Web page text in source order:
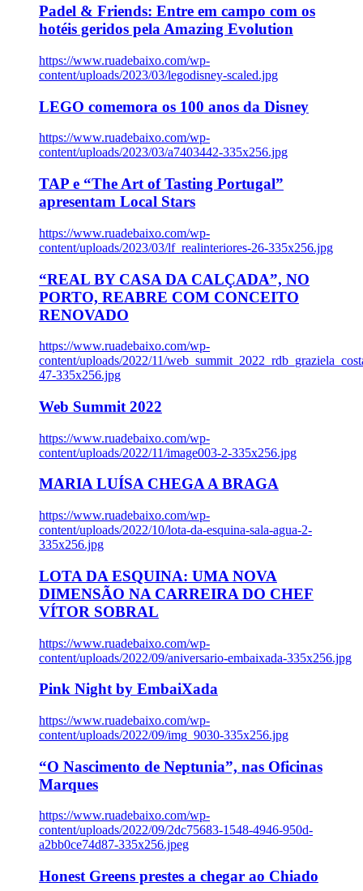
Padel & Friends: Entre em campo com os
hotéis geridos pela Amazing Evolution
https://www.ruadebaixo.com/wp-
content/uploads/2023/03/legodisney-scaled.jpg
LEGO comemora os 100 anos da Disney
https://www.ruadebaixo.com/wp-
content/uploads/2023/03/a7403442-335x256.jpg
TAP e “The Art of Tasting Portugal”
apresentam Local Stars
https://www.ruadebaixo.com/wp-
content/uploads/2023/03/lf_realinteriores-26-335x256.jpg
“REAL BY CASA DA CALÇADA”, NO
PORTO, REABRE COM CONCEITO
RENOVADO
https://www.ruadebaixo.com/wp-
content/uploads/2022/11/
47-335x256.jpg
Web Summit 2022
https://www.ruadebaixo.com/wp-
content/uploads/2022/11/image003-2-335x256.jpg
MARIA LUÍSA CHEGA A BRAGA
https://www.ruadebaixo.com/wp-
content/uploads/2022/10/lota-da-esquina-sala-agua-2-
335x256.jpg
LOTA DA ESQUINA: UMA NOVA
DIMENSÃO NA CARREIRA DO CHEF
VÍTOR SOBRAL
https://www.ruadebaixo.com/wp-
content/uploads/2022/09/aniversario-embaixada-335x256.jpg
Pink Night by EmbaiXada
https://www.ruadebaixo.com/wp-
content/uploads/2022/09/img_9030-335x256.jpg
“O Nascimento de Neptunia”, nas Oficinas
Marques
https://www.ruadebaixo.com/wp-
content/uploads/2022/09/2dc75683-1548-4946-950d-
a2bb0ce74d87-335x256.jpeg
Honest Greens prestes a chegar ao Chiado